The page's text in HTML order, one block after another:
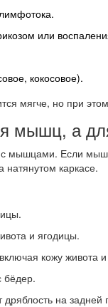
или
кокосовое).
мягче, но при
мышц, а
с мышцами. Если
каркасе.
и ягодицы.
кожу живота
бёдер.
на задней